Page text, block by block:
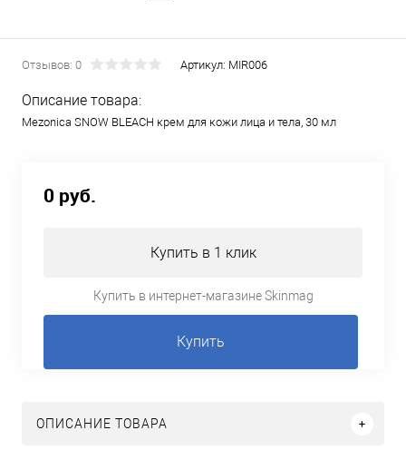
Отзывов: 0 Артикул: MIR006
Описание товара:
Mezonica SNOW BLEACH крем для кожи лица и тела, 30 мл
0 руб.
Купить в 1 клик
Купить в интернет-магазине Skinmag
Купить
ОПИСАНИЕ ТОВАРА